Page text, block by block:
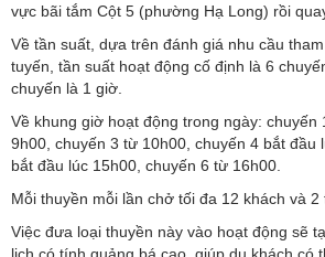
vực bãi tắm Cột 5 (phường Hạ Long) rồi
Về tần suất, dựa trên đánh giá nhu cầu
tuyến, tần suất hoạt động cố định là 6
chuyến là 1 giờ.
Về khung giờ hoạt động trong ngày:
9h00, chuyến 3 từ 10h00, chuyến 4 bắt đầu
bắt đầu lúc 15h00, chuyến 6 từ 16h00.
Mỗi thuyền mỗi lần chở tối đa 12 khách và 2
Việc đưa loại thuyền này vào hoạt động sẽ
lịch có tính quảng bá cao, giúp du khách có